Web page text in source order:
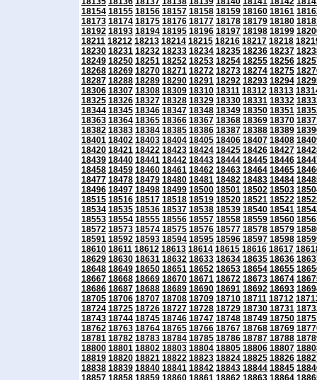
18154 18155 18156 18157 18158 18159 18160 18161
18173 18174 18175 18176 18177 18178 18179 18180
18192 18193 18194 18195 18196 18197 18198 18199
18211 18212 18213 18214 18215 18216 18217 18218
18230 18231 18232 18233 18234 18235 18236 18237
18249 18250 18251 18252 18253 18254 18255 18256
18268 18269 18270 18271 18272 18273 18274 18275
18287 18288 18289 18290 18291 18292 18293 18294
18306 18307 18308 18309 18310 18311 18312 18313
18325 18326 18327 18328 18329 18330 18331 18332
18344 18345 18346 18347 18348 18349 18350 18351
18363 18364 18365 18366 18367 18368 18369 18370
18382 18383 18384 18385 18386 18387 18388 18389
18401 18402 18403 18404 18405 18406 18407 18408
18420 18421 18422 18423 18424 18425 18426 18427
18439 18440 18441 18442 18443 18444 18445 18446
18458 18459 18460 18461 18462 18463 18464 18465
18477 18478 18479 18480 18481 18482 18483 18484
18496 18497 18498 18499 18500 18501 18502 18503
18515 18516 18517 18518 18519 18520 18521 18522
18534 18535 18536 18537 18538 18539 18540 18541
18553 18554 18555 18556 18557 18558 18559 18560
18572 18573 18574 18575 18576 18577 18578 18579
18591 18592 18593 18594 18595 18596 18597 18598
18610 18611 18612 18613 18614 18615 18616 18617
18629 18630 18631 18632 18633 18634 18635 18636
18648 18649 18650 18651 18652 18653 18654 18655
18667 18668 18669 18670 18671 18672 18673 18674
18686 18687 18688 18689 18690 18691 18692 18693
18705 18706 18707 18708 18709 18710 18711 18712
18724 18725 18726 18727 18728 18729 18730 18731
18743 18744 18745 18746 18747 18748 18749 18750
18762 18763 18764 18765 18766 18767 18768 18769
18781 18782 18783 18784 18785 18786 18787 18788
18800 18801 18802 18803 18804 18805 18806 18807
18819 18820 18821 18822 18823 18824 18825 18826
18838 18839 18840 18841 18842 18843 18844 18845
18857 18858 18859 18860 18861 18862 18863 18864